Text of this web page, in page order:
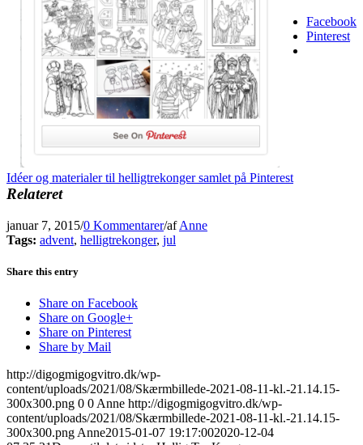
Idéer og materialer til helligtrekonger samlet på Pinterest
Facebook
Pinterest
Relateret
januar 7, 2015/0 Kommentarer/afAnne
Tags: advent, helligtrekonger, jul
Share this entry
Share on Facebook
Share on Google+
Share on Pinterest
Share by Mail
http://digogmigogvitro.dk/wp-
content/uploads/2021/08/Skærmbillede-2021-08-11-kl.-21.14.15-
300x300.png 0 0 Anne http://digogmigogvitro.dk/wp-
content/uploads/2021/08/Skærmbillede-2021-08-11-kl.-21.14.15-
300x300.png Anne2015-01-07 19:17:002020-12-04